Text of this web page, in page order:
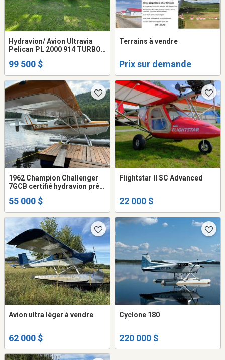
Hydravion/ Avion Ultravia
Pelican PL 2000 914 TURBO
99 500 $
Terrains à vendre
Prix sur demande
1962 Champion Challenger
7GCB certifié hydravion prêt
55 000 $
Flightstar II SC Advanced
22 000 $
Avion ultra léger à vendre
62 000 $
Cyclone 180
220 000 $